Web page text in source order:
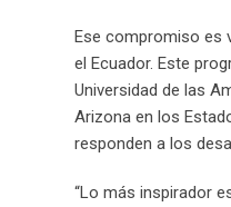
Ese compromiso es
el Ecuador. Este
Universidad de las
Arizona en los
responden a los
“Lo más inspirador